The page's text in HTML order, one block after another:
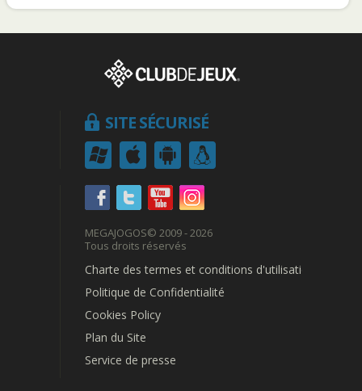
SITE SÉCURISÉ
MEGAJOGOS© 2009 - 2026
Tous droits réservés
Charte des termes et conditions d'utilisation
Politique de Confidentialité
Cookies Policy
Plan du Site
Service de presse